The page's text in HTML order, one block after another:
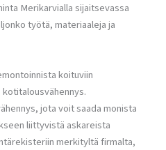
Merikarvialla sijaitsevassa
työtä, materiaaleja ja
koituviin
jota voit saada monista
liittyvistä askareista
merkityltä firmalta,